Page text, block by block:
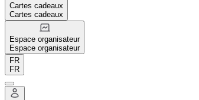
Cartes cadeaux
Cartes cadeaux
Espace organisateur
Espace organisateur
FR
FR